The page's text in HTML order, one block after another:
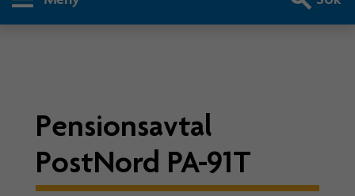
Pensionsavtal
PostNord PA-91T